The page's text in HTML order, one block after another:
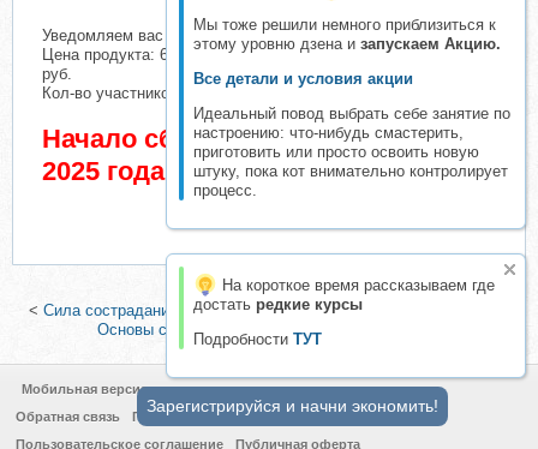
Мы тоже решили немного приблизиться к
этому уровню дзена и запускаем Акцию.
Все детали и условия акции
Идеальный повод выбрать себе занятие по
настроению: что-нибудь смастерить,
приготовить или просто освоить новую
штуку, пока кот внимательно контролирует
процесс.
На короткое время рассказываем где
достать редкие курсы
Подробности ТУТ
Уведомляем вас о начале сбора взносов.
Цена продукта: 6000 руб. Взнос с каждого участника: 363
руб.
Кол-во участников в основном списке: 1 чел.
Начало сбора взносов 20 Апрель
2025 года
< Сила сострадания к себе (Кристин Нефф, Крис Гермер)
Основы схема-терапии 2.0 (Максим Лазарев)
Мобильная версия
Обратная связь
Политика конфиденциальности
Пользовательское соглашение
Публичная оферта
Зарегистрируйся и начни экономить!